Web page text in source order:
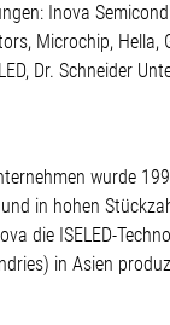
Inova
Microchip, Hella,
Dr. Schneider
wurde
in hohen
die ISELED-
in Asien